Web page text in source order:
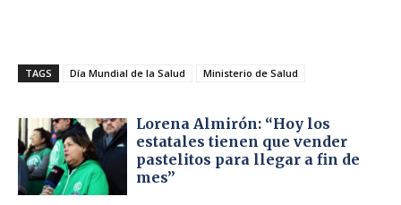
TAGS Día Mundial de la Salud Ministerio de Salud
Lorena Almirón: “Hoy los
estatales tienen que vender
pastelitos para llegar a fin de
mes”